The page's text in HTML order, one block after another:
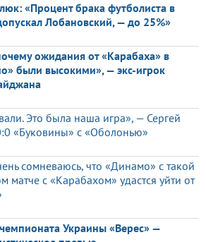
«Процент брака футболиста в
Лобановский, — до 25%»
ожидания от «Карабаха» в
были высокими», — экс-игрок
Это была наша игра», — Сергей
«Буковины» с «Оболонью»
сомневаюсь, что «Динамо» с такой
матче с «Карабахом» удастся уйти от
Украины «Верес» —